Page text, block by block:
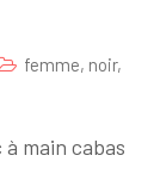
femme, noir,
main cabas